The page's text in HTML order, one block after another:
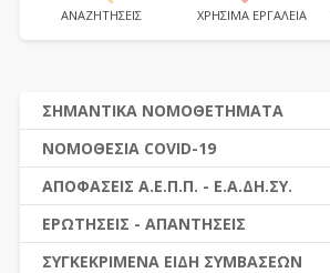
ΑΝΑΖΗΤΗΣΕΙΣ ΧΡΗΣΙΜΑ ΕΡΓΑΛΕΙΑ
ΣΗΜΑΝΤΙΚΑ ΝΟΜΟΘΕΤΗΜΑΤΑ
ΔΗΜΟΣΙΕΣ ΣΥΜΒΑΣΕΙΣ (Ν. 4412/2016)
ΔΗΜΟΤΙΚΟΣ ΚΩΔΙΚΑΣ (Ν.3463/2006)
ΚΑΛΛΙΚΡΑΤΗΣ (Ν.3852/2010)
ΝΟΜΟΘΕΣΙΑ - ΝΟΜΟΛΟΓΙΑ (ΣΥΝΟΛΟ)
ΝΟΜΟΘΕΣΙΑ COVID-19
ΝΟΜΟΘΕΣΙΑ - ΝΟΜΟΛΟΓΙΑ COVID -19
ΕΡΩΤΗΣΕΙΣ - ΑΠΑΝΤΗΣΕΙΣ
ΑΠΟΦΑΣΕΙΣ Α.Ε.Π.Π. - Ε.Α.ΔΗ.ΣΥ.
ΠΡΟΔΙΚΑΣΤΙΚΗ ΠΡΟΣΦΥΓΗ
ΓΕΝΙΚΟΙ ΚΑΝΟΝΕΣ
ΕΡΩΤΗΣΕΙΣ - ΑΠΑΝΤΗΣΕΙΣ
Ν. 4782/2021 - ΤΡΟΠΟΠΟΙΗΣΗ 4412/
ΣΥΓΚΕΚΡΙΜΕΝΑ ΕΙΔΗ ΣΥΜΒΑΣΕΩΝ